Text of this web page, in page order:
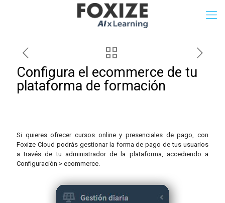
Configura el ecommerce de tu
plataforma de formación
Si quieres ofrecer cursos online y presenciales de pago, con
Foxize Cloud podrás gestionar la forma de pago de tus usuarios
a través de tu administrador de la plataforma, accediendo a
Configuración > ecommerce.